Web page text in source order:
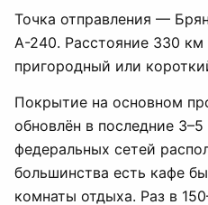
Точка отправления —
А-240. Расстояние 330
пригородный или
Покрытие на основном
обновлён в последние
федеральных сетей
большинства есть кафе
комнаты отдыха. Раз в